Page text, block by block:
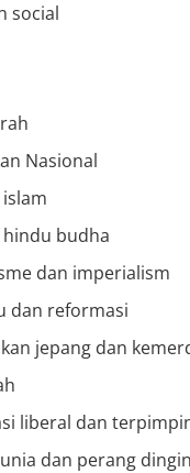
social
Nasional
hindu budha
dan imperialism
dan reformasi
jepang dan
liberal dan
dan perang